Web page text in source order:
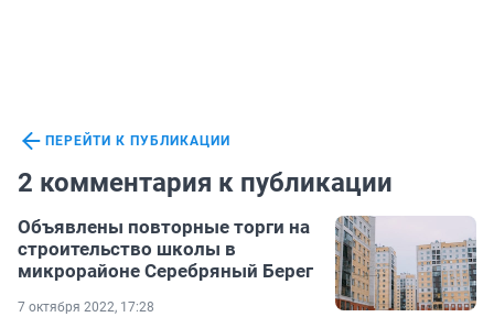
ПЕРЕЙТИ К ПУБЛИКАЦИИ
2 комментария к публикации
Объявлены повторные торги на
строительство школы в
микрорайоне Серебряный Берег
7 октября 2022, 17:28